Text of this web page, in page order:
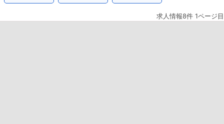
求人情報8件 1ページ目